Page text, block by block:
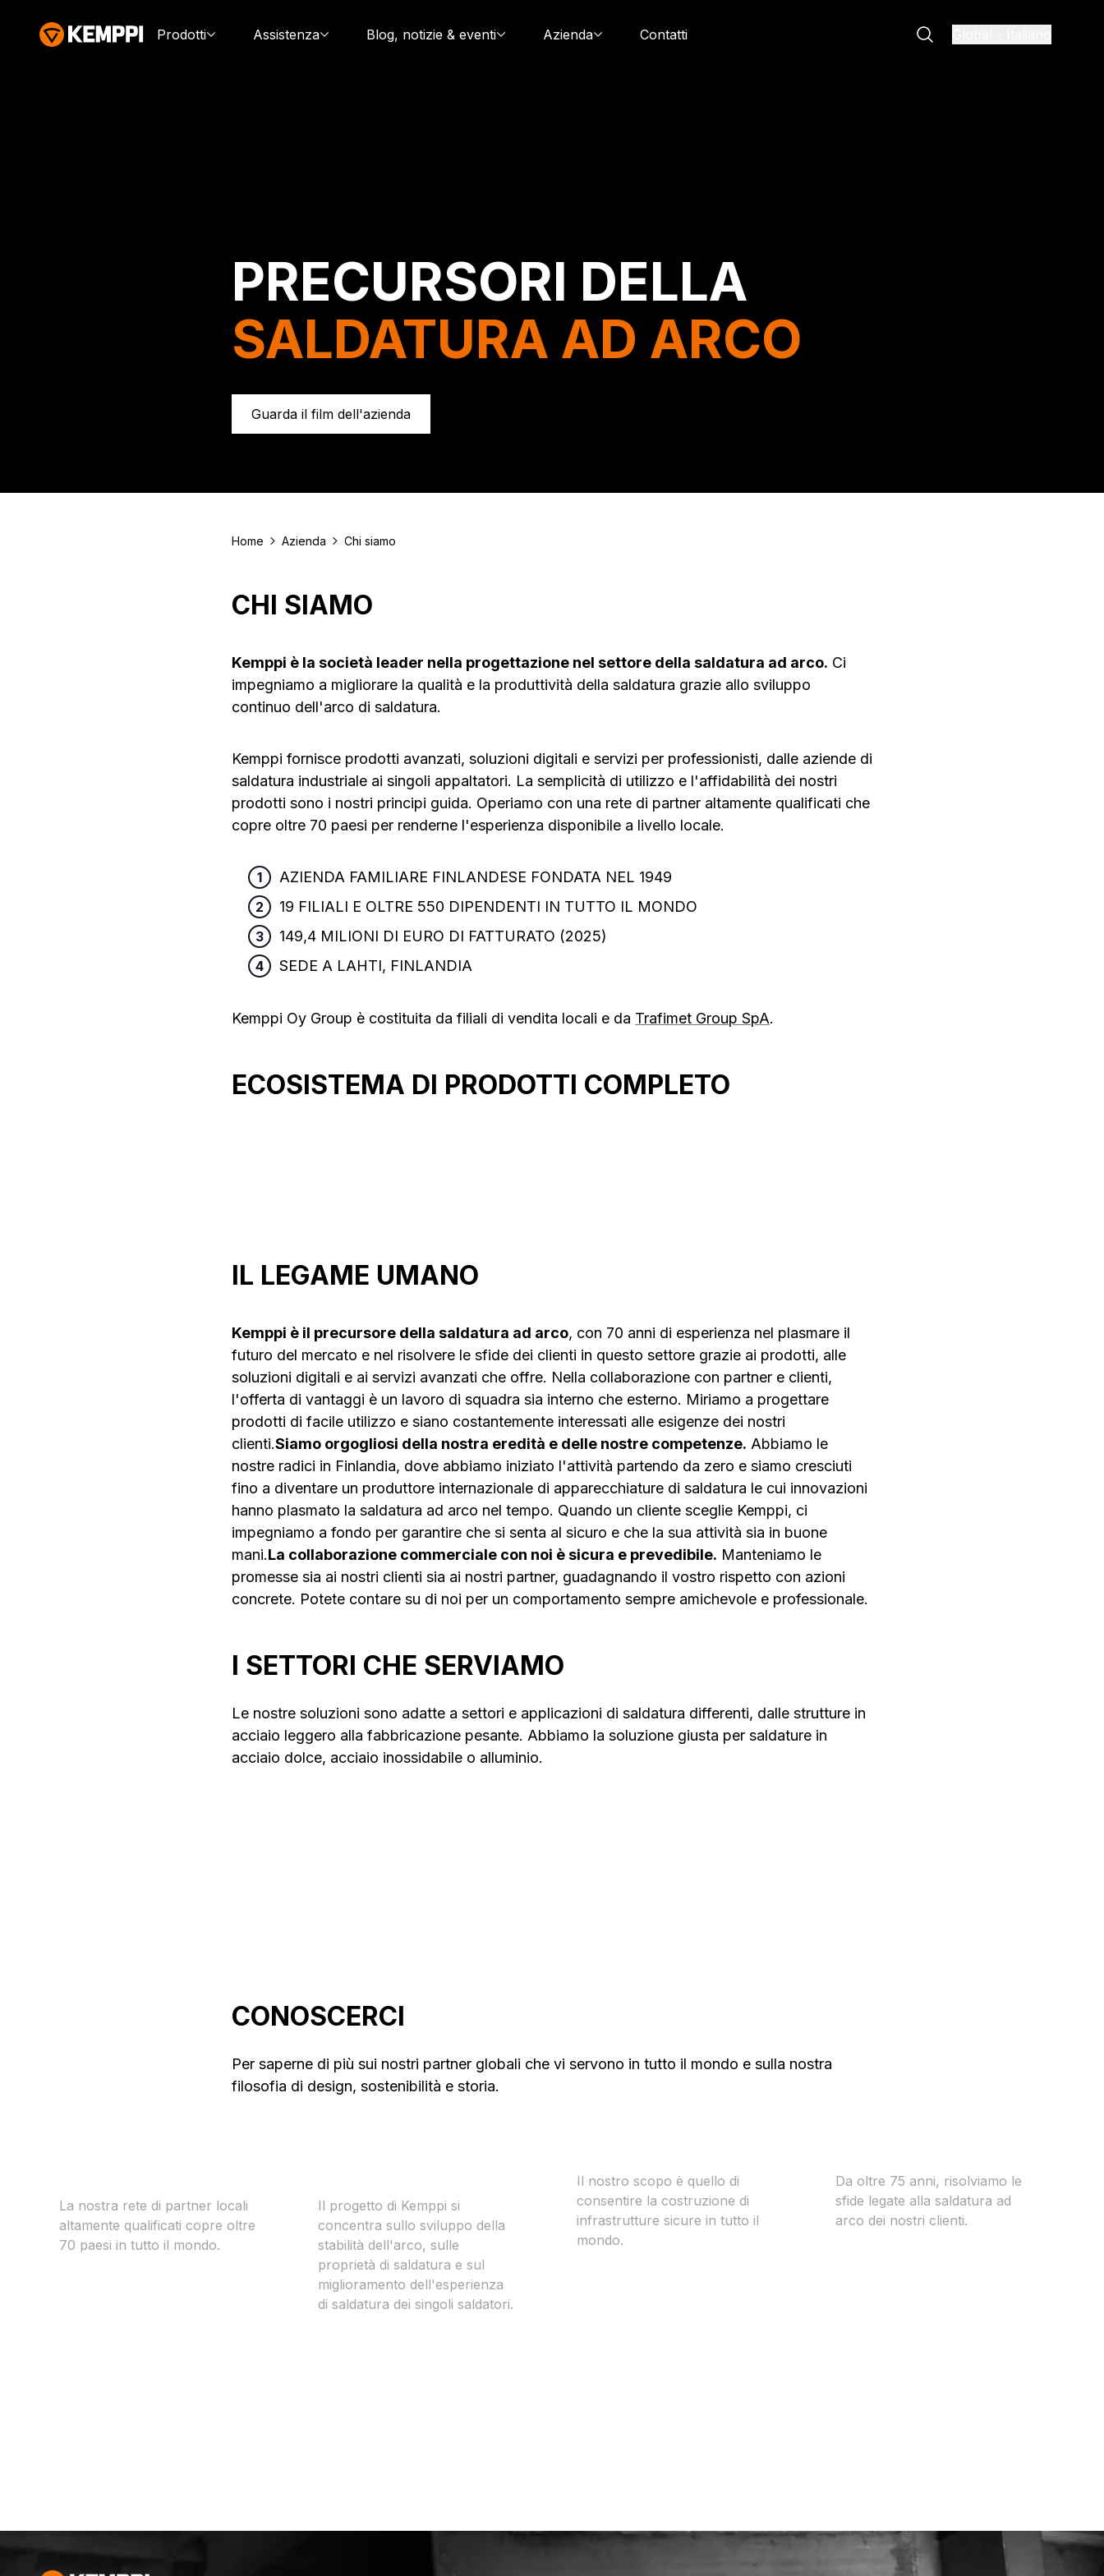
Prodotti Assistenza Blog, notizie & eventi Azienda Contatti
PRECURSORI DELLA
SALDATURA AD ARCO
Guarda il film dell'azienda
Home Azienda Chi siamo
CHI SIAMO
Kemppi è la società leader nella progettazione nel settore della saldatura ad arco. Ci
impegniamo a migliorare la qualità e la produttività della saldatura grazie allo sviluppo
continuo dell'arco di saldatura.
Kemppi fornisce prodotti avanzati, soluzioni digitali e servizi per professionisti, dalle aziende di
saldatura industriale ai singoli appaltatori. La semplicità di utilizzo e l'affidabilità dei nostri
prodotti sono i nostri principi guida. Operiamo con una rete di partner altamente qualificati che
copre oltre 70 paesi per renderne l'esperienza disponibile a livello locale.
AZIENDA FAMILIARE FINLANDESE FONDATA NEL 1949
19 FILIALI E OLTRE 550 DIPENDENTI IN TUTTO IL MONDO
149,4 MILIONI DI EURO DI FATTURATO (2025)
SEDE A LAHTI, FINLANDIA
Kemppi Oy Group è costituita da filiali di vendita locali e da Trafimet Group SpA.
ECOSISTEMA DI PRODOTTI COMPLETO
IL LEGAME UMANO
Kemppi è il precursore della saldatura ad arco, con 70 anni di esperienza nel plasmare il
futuro del mercato e nel risolvere le sfide dei clienti in questo settore grazie ai prodotti, alle
soluzioni digitali e ai servizi avanzati che offre. Nella collaborazione con partner e clienti,
l'offerta di vantaggi è un lavoro di squadra sia interno che esterno. Miriamo a progettare
prodotti di facile utilizzo e siano costantemente interessati alle esigenze dei nostri
clienti.Siamo orgogliosi della nostra eredità e delle nostre competenze. Abbiamo le
nostre radici in Finlandia, dove abbiamo iniziato l'attività partendo da zero e siamo cresciuti
fino a diventare un produttore internazionale di apparecchiature di saldatura le cui innovazioni
hanno plasmato la saldatura ad arco nel tempo. Quando un cliente sceglie Kemppi, ci
impegniamo a fondo per garantire che si senta al sicuro e che la sua attività sia in buone
mani.La collaborazione commerciale con noi è sicura e prevedibile. Manteniamo le
promesse sia ai nostri clienti sia ai nostri partner, guadagnando il vostro rispetto con azioni
concrete. Potete contare su di noi per un comportamento sempre amichevole e professionale.
I SETTORI CHE SERVIAMO
Le nostre soluzioni sono adatte a settori e applicazioni di saldatura differenti, dalle strutture in
acciaio leggero alla fabbricazione pesante. Abbiamo la soluzione giusta per saldature in
acciaio dolce, acciaio inossidabile o alluminio.
CONOSCERCI
Per saperne di più sui nostri partner globali che vi servono in tutto il mondo e sulla nostra
filosofia di design, sostenibilità e storia.
La nostra rete di partner locali
altamente qualificati copre oltre
70 paesi in tutto il mondo.
Il progetto di Kemppi si
concentra sullo sviluppo della
stabilità dell'arco, sulle
proprietà di saldatura e sul
miglioramento dell'esperienza
di saldatura dei singoli saldatori.
Il nostro scopo è quello di
consentire la costruzione di
infrastrutture sicure in tutto il
mondo.
Da oltre 75 anni, risolviamo le
sfide legate alla saldatura ad
arco dei nostri clienti.